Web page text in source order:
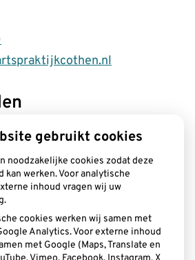
08.00tot
- 12.30
13.00 tot- 19.00
08.00tot
- 12.30
13.00tot
- 17.00
08.15 tot
- 12.30
08.00tot
- 12.30
13.00tot
- 17.00
tot
gebruikt cookies
noodzakelijke cookies zodat deze
kan werken. Voor analytische
inhoud vragen wij uw
cookies werken wij samen met
Analytics. Voor externe inhoud
met Google (Maps, Translate en